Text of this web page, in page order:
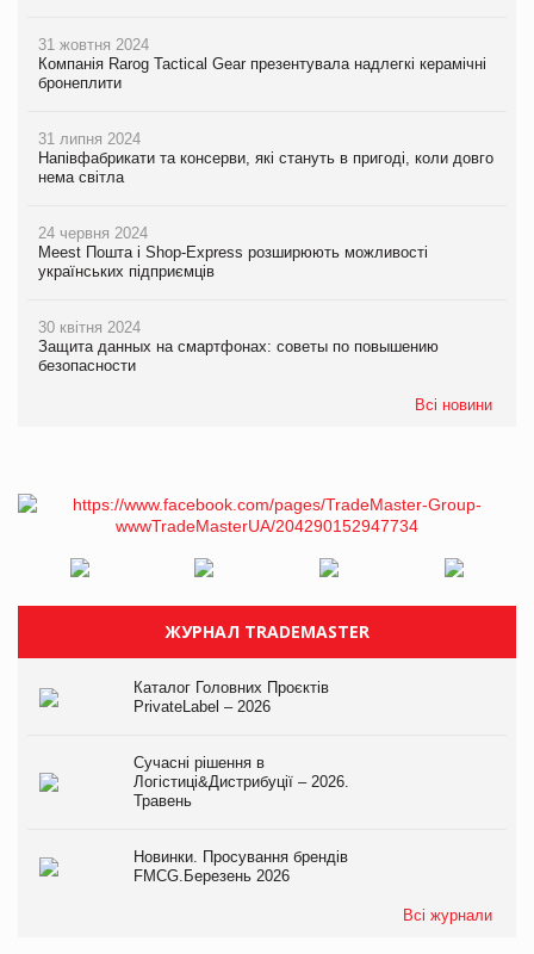
31 жовтня 2024
Компанія Rarog Tactical Gear презентувала надлегкі керамічні
бронеплити
31 липня 2024
Напівфабрикати та консерви, які стануть в пригоді, коли довго
нема світла
24 червня 2024
Meest Пошта і Shop-Express розширюють можливості
українських підприємців
30 квітня 2024
Защита данных на смартфонах: советы по повышению
безопасности
Всі новини
ЖУРНАЛ TRADEMASTER
Каталог Головних Проєктів
PrivateLabel – 2026
Сучасні рішення в
Логістиці&Дистрибуції – 2026.
Травень
Новинки. Просування брендів
FMCG.Березень 2026
Всі журнали